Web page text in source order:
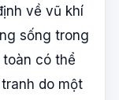
về vũ khí
sống trong
có thể
do một